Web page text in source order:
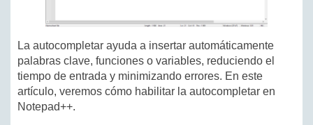
La autocompletar ayuda a insertar automáticamente
palabras clave, funciones o variables, reduciendo el
tiempo de entrada y minimizando errores. En este
artículo, veremos cómo habilitar la autocompletar en
Notepad++.